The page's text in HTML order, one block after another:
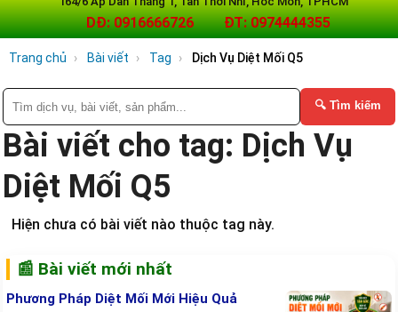
DĐ: 0916666726 ĐT: 0974444355
Trang chủ Bài viết Tag Dịch Vụ Diệt Mối Q5
🔍 Tìm kiếm
Bài viết cho tag: Dịch Vụ
Diệt Mối Q5
Hiện chưa có bài viết nào thuộc tag này.
📰 Bài viết mới nhất
Phương Pháp Diệt Mối Mới Hiệu Quả